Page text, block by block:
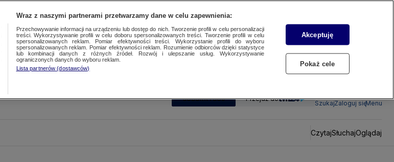
SUBSKRYBUJ Przejdź do
SzukajZaloguj sięMenu
CzytajSłuchajOglądaj
Wraz z naszymi partnerami przetwarzamy dane w celu zapewnienia:
Przechowywanie informacji na urządzeniu lub dostęp do nich. Tworzenie profili w celu personalizacji
treści. Wykorzystywanie profili w celu doboru spersonalizowanych treści. Tworzenie profili w celu
spersonalizowanych reklam. Pomiar efektywności treści. Wykorzystanie profili do wyboru
spersonalizowanych reklam. Pomiar efektywności reklam. Rozumienie odbiorców dzięki statystyce
lub kombinacji danych z różnych źródeł. Rozwój i ulepszanie usług. Wykorzystywanie
ograniczonych danych do wyboru reklam.
Lista partnerów (dostawców)
Akceptuję
Pokaż cele